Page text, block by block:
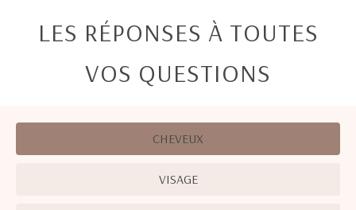
LES RÉPONSES À TOUTES
VOS QUESTIONS
CHEVEUX
VISAGE